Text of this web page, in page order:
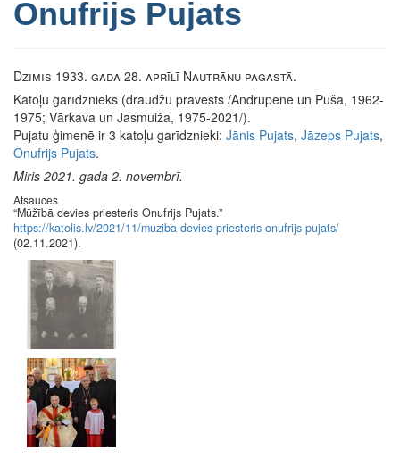
Onufrijs Pujats
Dzimis 1933. gada 28. aprīlī Nautrānu pagastā.
Katoļu garīdznieks (draudžu prāvests /Andrupene un Puša, 1962-
1975; Vārkava un Jasmuiža, 1975-2021/).
Pujatu ģimenē ir 3 katoļu garīdznieki: Jānis Pujats, Jāzeps Pujats,
Onufrijs Pujats.
Miris 2021. gada 2. novembrī.
Atsauces
“Mūžībā devies priesteris Onufrijs Pujats.”
https://katolis.lv/2021/11/muziba-devies-priesteris-onufrijs-pujats/
(02.11.2021).